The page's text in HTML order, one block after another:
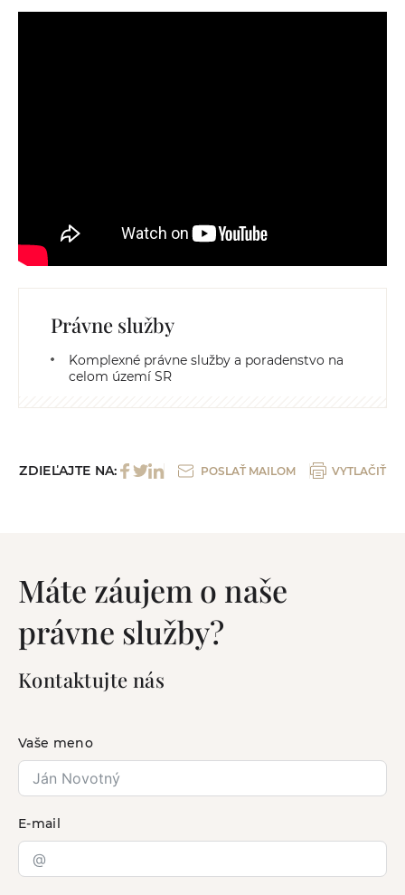
Právne služby
Komplexné právne služby a poradenstvo na
celom území SR
ZDIEĽAJTE NA: POSLAŤ MAILOM VYTLAČIŤ
Máte záujem o naše
právne služby?
Kontaktujte nás
Vaše meno
E-mail